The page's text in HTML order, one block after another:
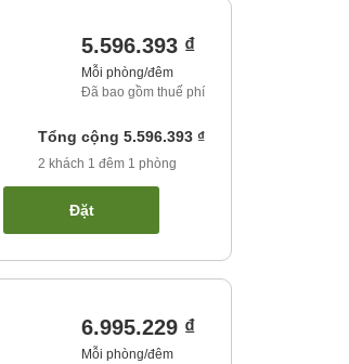
5.596.393 ₫
Mỗi phòng/đêm
Đã bao gồm thuế phí
Tổng cộng 5.596.393 ₫
2 khách 1 đêm 1 phòng
Đặt
6.995.229 ₫
Mỗi phòng/đêm